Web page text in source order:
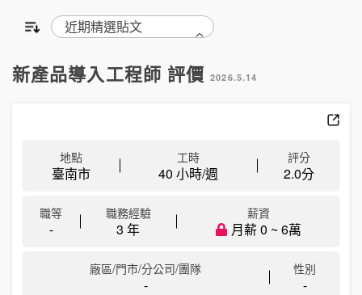
新產品導入工程師 評價 2026.5.14
地點
臺南市
工時
40 小時/週
評分
2.0分
職等
-
職務經驗
3 年
薪資
月薪 0 ~ 6萬
廠區/門市/分公司/團隊
-
性別
-